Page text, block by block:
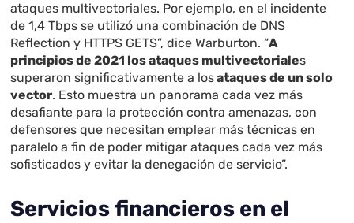
ataques multivectoriales. Por ejemplo, en el incidente
de 1,4 Tbps se utilizó una combinación de DNS
Reflection y HTTPS GETS”, dice Warburton. “A
principios de 2021 los ataques multivectoriales
superaron significativamente a losataques de un solo
vector. Esto muestra un panorama cada vez más
desafiante para la protección contra amenazas, con
defensores que necesitan emplear más técnicas en
paralelo a fin de poder mitigar ataques cada vez más
sofisticados y evitar la denegación de servicio”.
Servicios financieros en el